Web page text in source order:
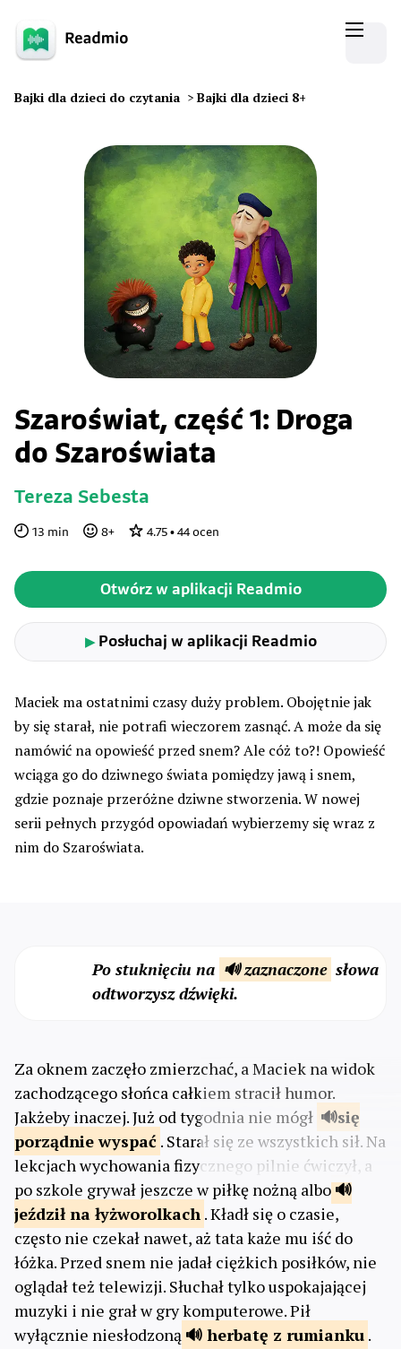
Bajki dla dzieci do czytania > Bajki dla dzieci 8+
Szaroświat, część 1: Droga
do Szaroświata
Tereza Sebesta
13 min 8+ 4.75 • 44ocen
Otwórz w aplikacji Readmio
▶Posłuchaj w aplikacji Readmio
Maciek ma ostatnimi czasy duży problem. Obojętnie jak
by się starał, nie potrafi wieczorem zasnąć. A może da się
namówić na opowieść przed snem? Ale cóż to?! Opowieść
wciąga go do dziwnego świata pomiędzy jawą i snem,
gdzie poznaje przeróżne dziwne stworzenia. W nowej
serii pełnych przygód opowiadań wybierzemy się wraz z
nim do Szaroświata.
Po stuknięciu na 🔊 zaznaczone słowa
odtworzysz dźwięki.
Za oknem zaczęło zmierzchać, a Maciek na widok
zachodzącego słońca całkiem stracił humor.
Jakżeby inaczej. Już od tygodnia nie mógł
się
porządniewyspać . Starał się ze wszystkich sił. Na
lekcjach wychowania fizycznego pilnie ćwiczył, a
po szkole grywał jeszcze w piłkę nożną albo
jeździł na łyżworolkach . Kładł się o czasie,
często nie czekał nawet, aż tata każe mu iść do
łóżka. Przed snem nie jadał ciężkich posiłków, nie
oglądał też telewizji. Słuchał tylko uspokajającej
muzyki i nie grał w gry komputerowe. Pił
wyłącznie niesłodzoną
herbatę z rumianku .